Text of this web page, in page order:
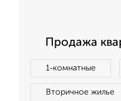
Продажа
1‑комнатные
Вторичное жилье